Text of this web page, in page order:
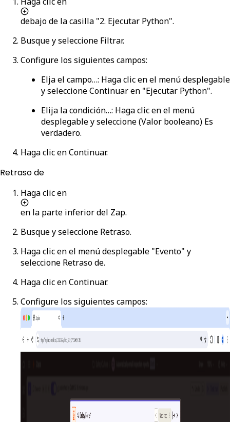
debajo de la casilla "2. Ejecutar Python".
Busque y seleccione Filtrar.
Configure los siguientes campos:
Elja el campo…: Haga clic en el menú desplegable
y seleccioneContinuaren "Ejecutar Python".
Elija la condición…: Haga clic en el menú
desplegable y seleccione(Valor booleano) Es
verdadero.
Haga clic enContinuar.
Retraso de
Haga clic en
en la parte inferior del Zap.
Busque y seleccione Retraso.
Haga clic en el menú desplegable "Evento" y
seleccione Retraso de.
Haga clic enContinuar.
Configure los siguientes campos: